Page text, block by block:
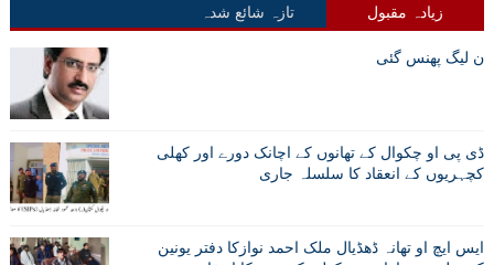
زیادہ مقبول تازہ شائع شدہ
ن لیگ پھنس گئی
ڈی پی او چکوال کے تھانوں کے اچانک دورے اور کھلی
کچہریوں کے انعقاد کا سلسلہ جاری
ایس ایچ او تھانہ ڈھڈیال ملک احمد نوازکا دفتر یونین